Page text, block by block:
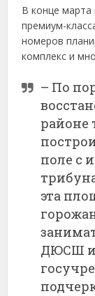
В конце марта
премиум-
номеров
комплекс и
– По
районе
поле с
эта
ДЮСШ